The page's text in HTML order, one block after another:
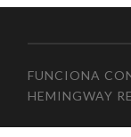
FUNCIONA
HEMINGWAY